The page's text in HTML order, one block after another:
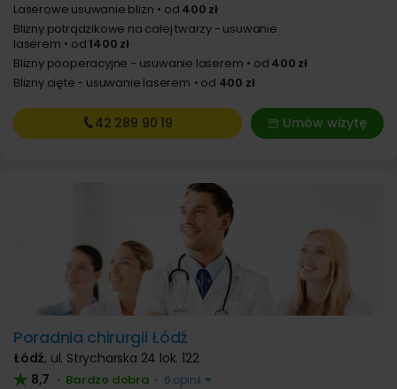
Laserowe usuwanie blizn od 400 zł
Blizny potrądzikowe na całej twarzy - usuwanie
laserem
od1400 zł
Blizny pooperacyjne - usuwanie laserem
od 400 zł
Blizny cięte - usuwanie laserem
od 400 zł
Umów wizytę
42 289 90 19
Poradnia chirurgii Łódź
Łódź, ul. Strycharska 24 lok. 122
8,7 • Bardzo dobra • 6 opinii